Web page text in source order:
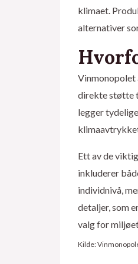
klimaet.
alternativer
Vinmonopolet
direkte støtte
legger
Ett av de
inkluderer
individnivå,
detaljer, som
valg for
Kilde: